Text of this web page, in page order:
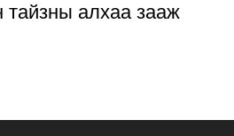
алхаа зааж